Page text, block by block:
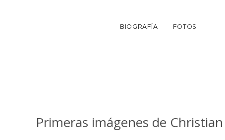
BIOGRAFÍA FOTOS
Primeras imágenes de